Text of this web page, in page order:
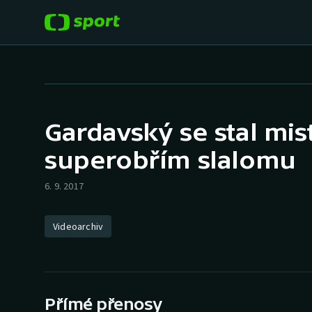
Hokej
Tenis
Cyklistika
Baseball a softbal
Basketbal
Gardavský se stal
superobřím slalomu
6. 9. 2017
Videoarchiv
Přímé přenosy